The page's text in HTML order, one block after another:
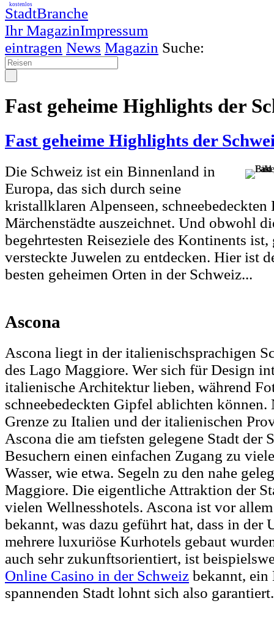
StadtBranche
Ihr MagazinImpressum
kostenlos
eintragen News Magazin Suche:
Fast geheime Highlights der
Fast geheime Highlights der
Die Schweiz ist ein Binnenland in
Europa, das sich durch seine
kristallklaren Alpenseen, schneebedeckten
Märchenstädte auszeichnet. Und obwohl
begehrtesten Reiseziele des Kontinents
versteckte Juwelen zu entdecken. Hier ist
besten geheimen Orten in der Schweiz...
Ascona
Ascona liegt in der italienischsprachigen
des Lago Maggiore. Wer sich für Design
italienische Architektur lieben, während
schneebedeckten Gipfel ablichten
Grenze zu Italien und der italienischen
Ascona die am tiefsten gelegene Stadt der
Besuchern einen einfachen Zugang zu
Wasser, wie etwa. Segeln zu den nahe
Maggiore. Die eigentliche Attraktion der
vielen Wellnesshotels. Ascona ist vor
bekannt, was dazu geführt hat, dass in der
mehrere luxuriöse Kurhotels gebaut
auch sehr zukunftsorientiert, ist
Online Casino in der Schweiz bekannt, ein
spannenden Stadt lohnt sich also garantiert.